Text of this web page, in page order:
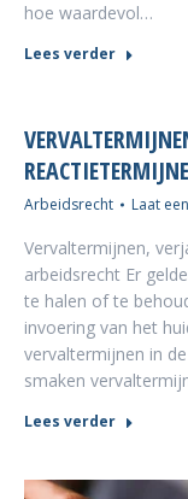
hoe waardevol…
Lees verder
Arbeidsrecht Laat
Vervaltermijnen,
arbeidsrecht Er
te halen of te
invoering van het
vervaltermijnen in
smaken
Lees verder